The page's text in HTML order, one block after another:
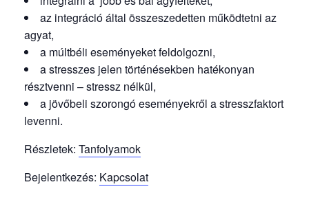
az integráció által összeszedetten működtetni az
agyat,
a múltbéli eseményeket feldolgozni,
a stresszes jelen történésekben hatékonyan
résztvenni – stressz nélkül,
a jövőbeli szorongó eseményekről a stresszfaktort
levenni.
Részletek: Tanfolyamok
Bejelentkezés: Kapcsolat